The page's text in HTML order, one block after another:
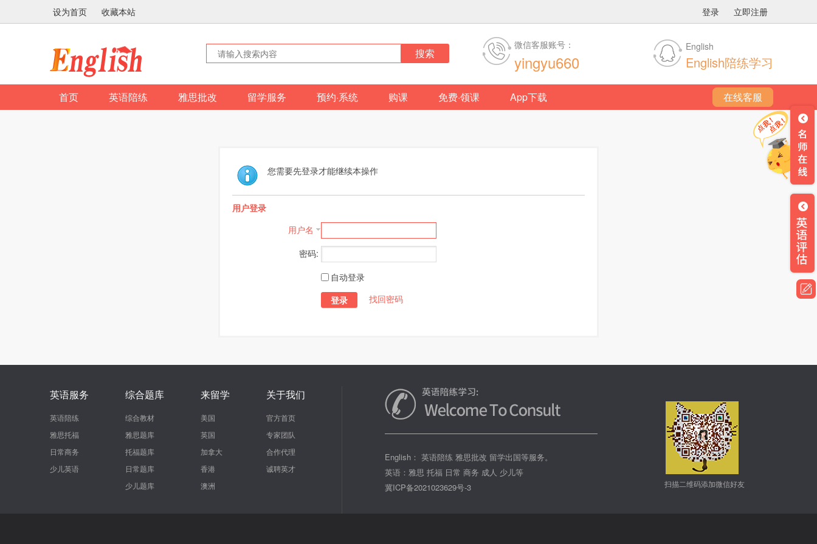
设为首页 收藏本站 登录 立即注册
搜索
微信客服账号：
yingyu660
English
English陪练学习
首页 英语陪练 雅思批改 留学服务 预约·系统 购课 免费·领课 App下载 在线客服
您需要先登录才能继续本操作
用户登录
用户名
密码:
自动登录
登录
找回密码
英语服务
英语陪练
雅思托福
日常商务
少儿英语
综合题库
综合教材
雅思题库
托福题库
日常题库
少儿题库
来留学
美国
英国
加拿大
香港
澳洲
关于我们
官方首页
专家团队
合作代理
诚聘英才
English： 英语陪练 雅思批改 留学出国等服务。
英语：雅思 托福 日常 商务 成人 少儿等
冀ICP备2021023629号-3
扫描二维码添加微信好友